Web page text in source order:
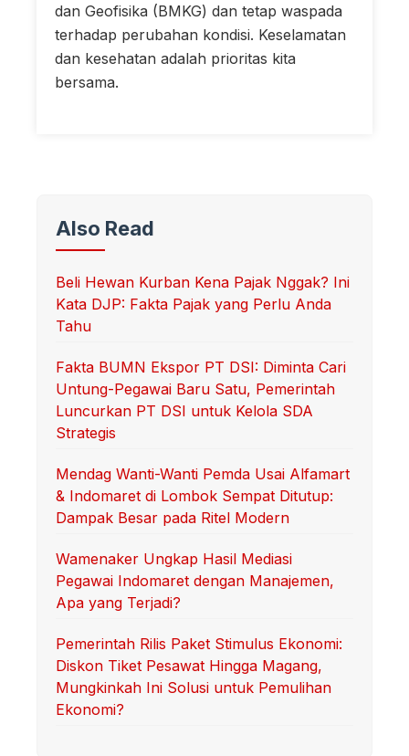
dan Geofisika (BMKG) dan tetap waspada
terhadap perubahan kondisi. Keselamatan
dan kesehatan adalah prioritas kita
bersama.
Also Read
Beli Hewan Kurban Kena Pajak Nggak? Ini
Kata DJP: Fakta Pajak yang Perlu Anda
Tahu
Fakta BUMN Ekspor PT DSI: Diminta Cari
Untung-Pegawai Baru Satu, Pemerintah
Luncurkan PT DSI untuk Kelola SDA
Strategis
Mendag Wanti-Wanti Pemda Usai Alfamart
& Indomaret di Lombok Sempat Ditutup:
Dampak Besar pada Ritel Modern
Wamenaker Ungkap Hasil Mediasi
Pegawai Indomaret dengan Manajemen,
Apa yang Terjadi?
Pemerintah Rilis Paket Stimulus Ekonomi:
Diskon Tiket Pesawat Hingga Magang,
Mungkinkah Ini Solusi untuk Pemulihan
Ekonomi?